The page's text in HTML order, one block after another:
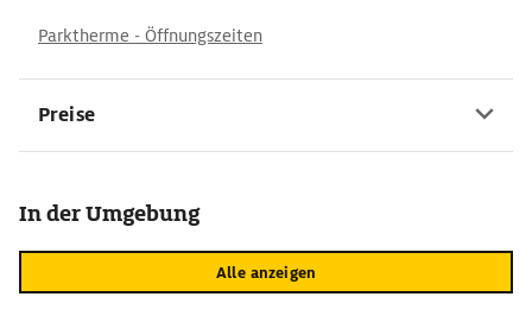
Parktherme - Öffnungszeiten
Preise
In der Umgebung
Alle anzeigen